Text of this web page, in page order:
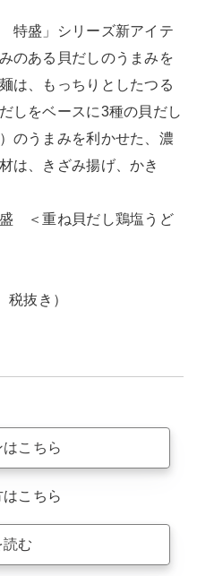
特盛」シリーズ新アイテ
のある貝だしのうまみを
は、もっちりとしたつる
しをベースに3種の貝だし
のうまみを利かせた、濃
は、きざみ揚げ、かき
＜重ね貝だし鶏塩うど
抜き）
こちら
こちら
む